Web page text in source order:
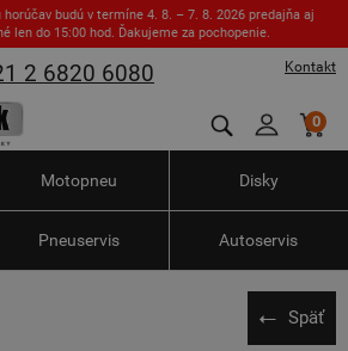
horúčav budú v termíne 4. 8. – 7. 8. 2026 predajňa aj
len do 15:00 hod. Ďakujeme za pochopenie.
Kontakt
2 6820 6080
0
Motopneu Disky
Pneuservis Autoservis
Späť